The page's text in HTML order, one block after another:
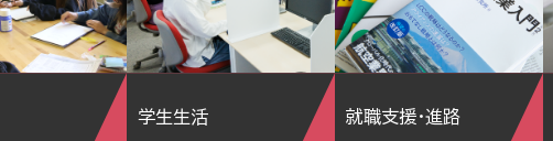
学生生活 就職支援・進路